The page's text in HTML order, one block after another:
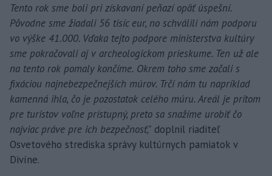
Tento rok sme boli pri získavaní peňazí opäť úspešní.
Pôvodne sme žiadali 56 tisíc eur, no schválili nám podporu
vo výške 41.000. Vďaka tejto podpore ministerstva kultúry
sme pokračovali aj v archeologickom prieskume. Ten už ale
na tento rok pomaly končíme. Okrem toho sme začali s
fixáciou najnebezpečnejších múrov. Trčí nám tu napríklad
kamenná ihla, čo je pozostatok celého múru. Areál je pritom
pre turistov voľne prístupný, preto sa snažíme urobiť čo
najviac práve pre ich bezpečnosť," doplnil riaditeľ
Osvetového strediska správy kultúrnych pamiatok v
Divíne.